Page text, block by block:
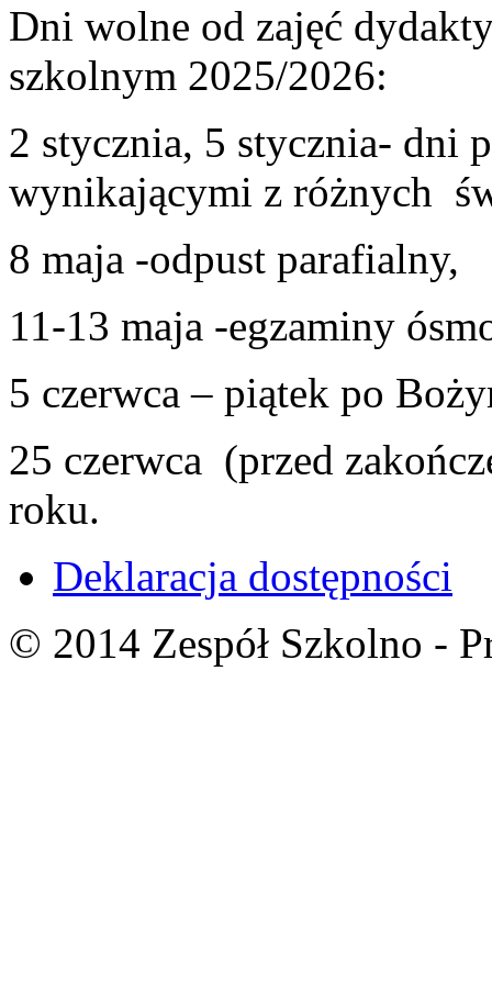
Dni wolne od zajęć
szkolnym 2025/2026:
2 stycznia, 5 stycznia- dni
wynikającymi z różnych
8 maja -odpust parafialny,
11-13 maja -egzaminy
5 czerwca – piątek po
25 czerwca (przed
roku.
Deklaracja dostępności
© 2014 Zespół Szkolno -